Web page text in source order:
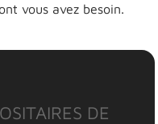
vous avez besoin.
DE